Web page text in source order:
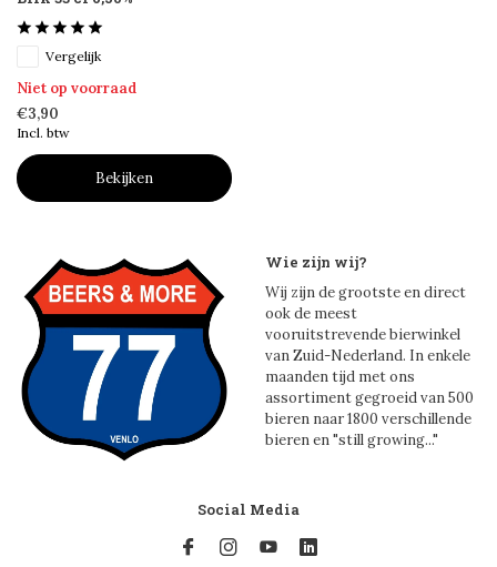
Vergelijk
Niet op voorraad
€3,90
Incl. btw
Bekijken
Wie zijn wij?
Wij zijn de grootste en direct
ook de meest
vooruitstrevende bierwinkel
van Zuid-Nederland. In enkele
maanden tijd met ons
assortiment gegroeid van 500
bieren naar 1800 verschillende
bieren en "still growing..."
Social Media